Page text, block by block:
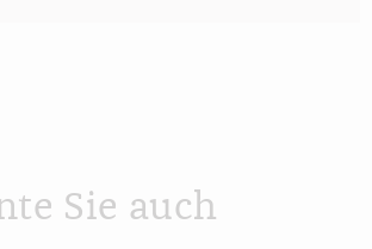
Sie auch